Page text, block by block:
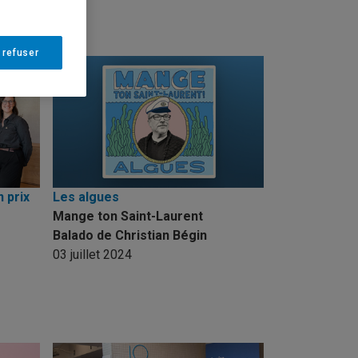
prix
Les algues
Mange ton Saint-Laurent
Balado de Christian Bégin
03 juillet 2024
refuser